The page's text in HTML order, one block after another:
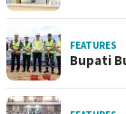
FEATURES
Bupati